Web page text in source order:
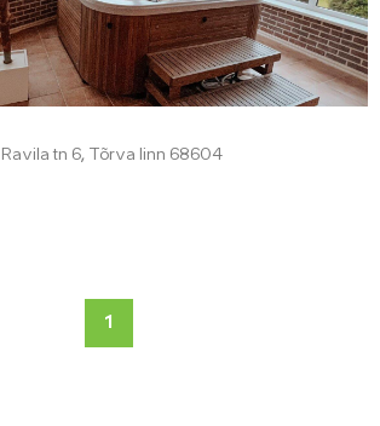
Ravila tn 6, Tõrva linn 68604
1